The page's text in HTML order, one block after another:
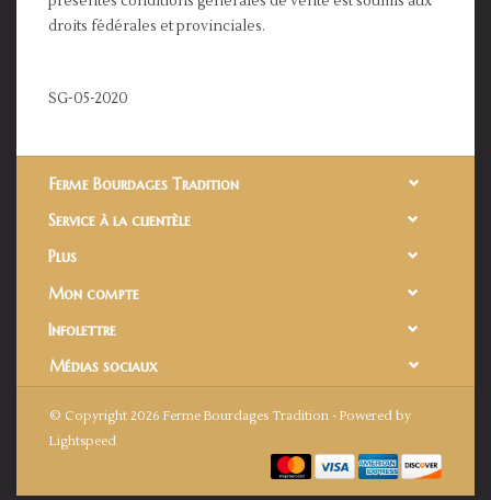
droits fédérales et provinciales.
SG-05-2020
Ferme Bourdages Tradition
Service à la clientèle
Plus
Mon compte
Infolettre
Médias sociaux
© Copyright 2026 Ferme Bourdages Tradition - Powered by
Lightspeed